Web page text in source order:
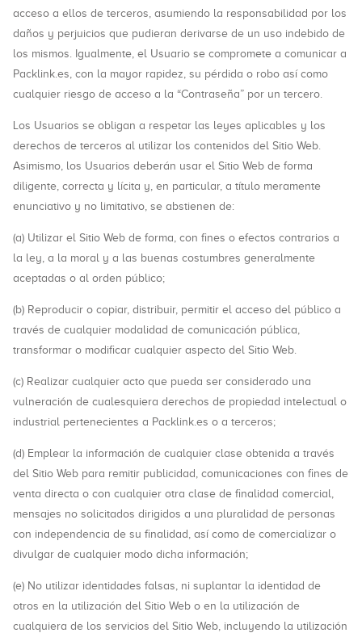
acceso a ellos de terceros, asumiendo la responsabilidad por los
daños y perjuicios que pudieran derivarse de un uso indebido de
los mismos. Igualmente, el Usuario se compromete a comunicar a
Packlink.es, con la mayor rapidez, su pérdida o robo así como
cualquier riesgo de acceso a la “Contraseña” por un tercero.
Los Usuarios se obligan a respetar las leyes aplicables y los
derechos de terceros al utilizar los contenidos del Sitio Web.
Asimismo, los Usuarios deberán usar el Sitio Web de forma
diligente, correcta y lícita y, en particular, a título meramente
enunciativo y no limitativo, se abstienen de:
(a) Utilizar el Sitio Web de forma, con fines o efectos contrarios a
la ley, a la moral y a las buenas costumbres generalmente
aceptadas o al orden público;
(b) Reproducir o copiar, distribuir, permitir el acceso del público a
través de cualquier modalidad de comunicación pública,
transformar o modificar cualquier aspecto del Sitio Web.
(c) Realizar cualquier acto que pueda ser considerado una
vulneración de cualesquiera derechos de propiedad intelectual o
industrial pertenecientes a Packlink.es o a terceros;
(d) Emplear la información de cualquier clase obtenida a través
del Sitio Web para remitir publicidad, comunicaciones con fines de
venta directa o con cualquier otra clase de finalidad comercial,
mensajes no solicitados dirigidos a una pluralidad de personas
con independencia de su finalidad, así como de comercializar o
divulgar de cualquier modo dicha información;
(e) No utilizar identidades falsas, ni suplantar la identidad de
otros en la utilización del Sitio Web o en la utilización de
cualquiera de los servicios del Sitio Web, incluyendo la utilización